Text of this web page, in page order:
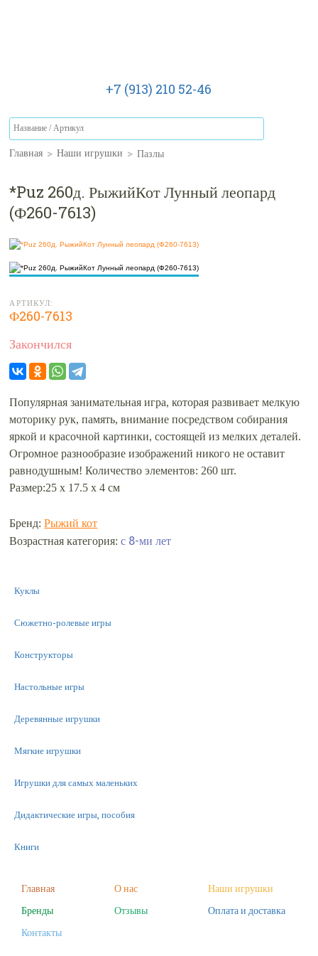
+7 (913) 210 52-46
Главная > Наши игрушки > Пазлы
*Puz 260д. РыжийКот Лунный леопард
(Ф260-7613)
АРТИКУЛ:
Ф260-7613
Закончился
Популярная занимательная игра, которая развивает мелкую
моторику рук, память, внимание посредством собирания
яркой и красочной картинки, состоящей из мелких деталей.
Огромное разнообразие изображений никого не оставит
равнодушным! Количество элементов: 260 шт.
Размер:25 х 17.5 х 4 см
Бренд:Рыжий кот
Возрастная категория:с 8-ми лет
Куклы
Сюжетно-ролевые игры
Конструкторы
Настольные игры
Деревянные игрушки
Мягкие игрушки
Игрушки для самых маленьких
Дидактические игры, пособия
Книги
Фигурки
Главная О нас
Наши игрушки
Бренды
Отзывы
Оплата и доставка
Контакты